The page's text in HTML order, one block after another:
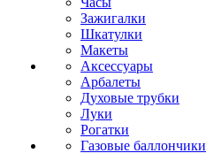
Зажигалки
Шкатулки
Макеты
Аксессуары
Арбалеты
Духовые трубки
Луки
Рогатки
Газовые баллончики